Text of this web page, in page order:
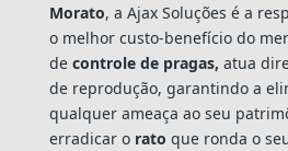
Morato, a Ajax Soluções é a
o melhor custo-benefício do
de controle de pragas, atua
de reprodução, garantindo a
qualquer ameaça ao seu
erradicar o rato que ronda o